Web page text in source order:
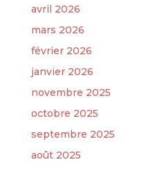
avril 2026
mars 2026
février 2026
janvier 2026
novembre 2025
octobre 2025
septembre 2025
août 2025